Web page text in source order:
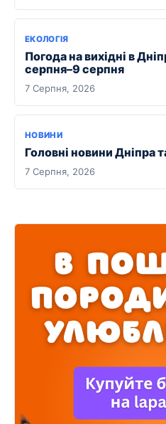
ЕКОЛОГІЯ
Погода на вихідні в
серпня–9 серпня
7 Серпня, 2026
НОВИНИ
Головні новини Дніпра
7 Серпня, 2026